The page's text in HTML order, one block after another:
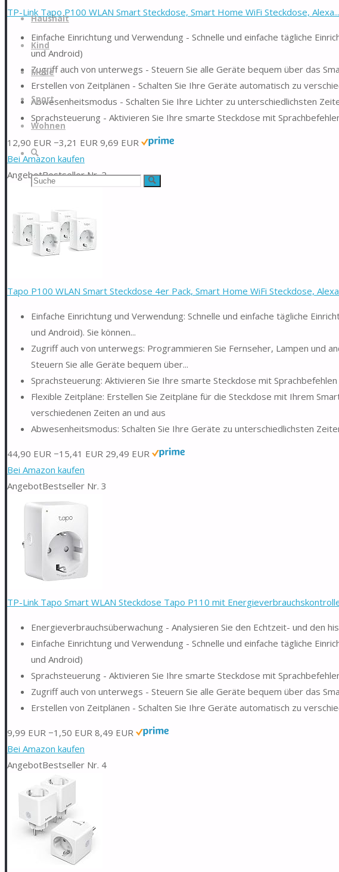
Haushalt
Kind
Mode
Sport
Wohnen
Suchen Suche
TP-Link Tapo P100 WLAN Smart Steckdose, Smart Home WiFi Steckdose, Alexa...
Einfache Einrichtung und Verwendung - Schnelle und einfache tägliche
und Android)
Zugriff auch von unterwegs - Steuern Sie alle Geräte bequem über das
Erstellen von Zeitplänen - Schalten Sie Ihre Geräte automatisch zu
Abwesenheitsmodus - Schalten Sie Ihre Lichter zu unterschiedlichsten
Sprachsteuerung - Aktivieren Sie Ihre smarte Steckdose mit
12,90 EUR −3,21 EUR 9,69 EUR
Bei Amazon kaufen
AngebotBestseller Nr. 2
Tapo P100 WLAN Smart Steckdose 4er Pack, Smart Home WiFi Steckdose,
Einfache Einrichtung und Verwendung: Schnelle und einfache tägliche
und Android). Sie können...
Zugriff auch von unterwegs: Programmieren Sie Fernseher, Lampen und
Steuern Sie alle Geräte bequem über...
Sprachsteuerung: Aktivieren Sie Ihre smarte Steckdose mit
Flexible Zeitpläne: Erstellen Sie Zeitpläne für die Steckdose mit Ihrem
verschiedenen Zeiten an und aus
Abwesenheitsmodus: Schalten Sie Ihre Geräte zu unterschiedlichsten
44,90 EUR −15,41 EUR 29,49 EUR
Bei Amazon kaufen
AngebotBestseller Nr. 3
TP-Link Tapo Smart WLAN Steckdose Tapo P110 mit
Energieverbrauchsüberwachung - Analysieren Sie den Echtzeit- und den
Einfache Einrichtung und Verwendung - Schnelle und einfache tägliche
und Android)
Sprachsteuerung - Aktivieren Sie Ihre smarte Steckdose mit
Zugriff auch von unterwegs - Steuern Sie alle Geräte bequem über das
Erstellen von Zeitplänen - Schalten Sie Ihre Geräte automatisch zu
9,99 EUR −1,50 EUR 8,49 EUR
Bei Amazon kaufen
AngebotBestseller Nr. 4